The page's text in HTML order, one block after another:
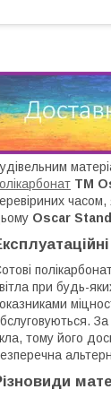
ТМ
Oscar
при будь-
тому його